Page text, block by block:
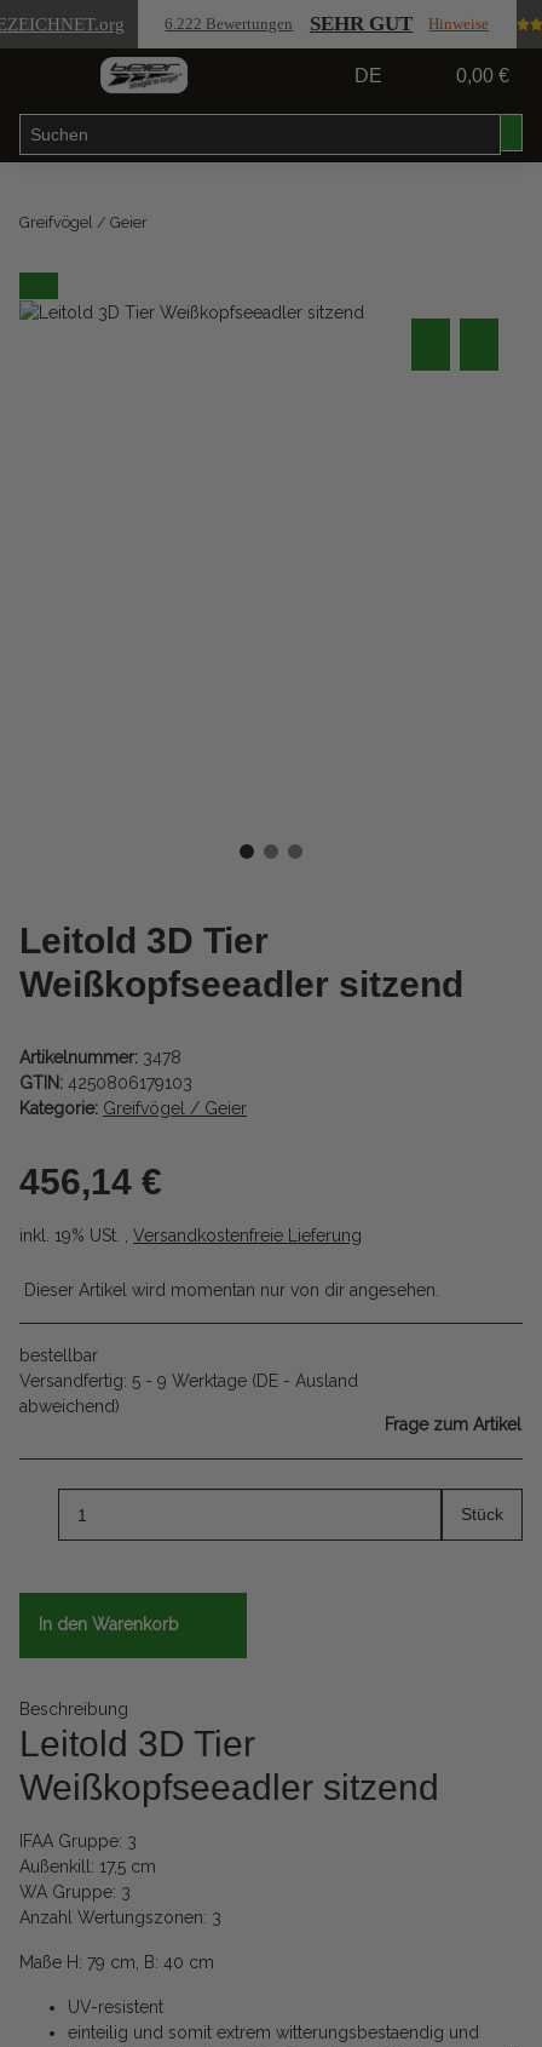
.org 6.222 Bewertungen SEHR GUT Hinweise
DE 0,00 €
Greifvögel / Geier
Leitold 3D Tier
Weißkopfseeadler sitzend
Artikelnummer: 3478
GTIN: 4250806179103
Kategorie: Greifvögel / Geier
456,14 €
inkl. 19% USt. , Versandkostenfreie Lieferung
Dieser Artikel wird momentan nur von dir angesehen.
bestellbar
Versandfertig: 5 - 9 Werktage (DE - Ausland
abweichend)
Frage zum Artikel
Stück
In den Warenkorb
Beschreibung
Leitold 3D Tier
Weißkopfseeadler sitzend
IFAA Gruppe: 3
Außenkill: 17,5 cm
WA Gruppe: 3
Anzahl Wertungszonen: 3
Maße H: 79 cm, B: 40 cm
UV-resistent
einteilig und somit extrem witterungsbestaendig und